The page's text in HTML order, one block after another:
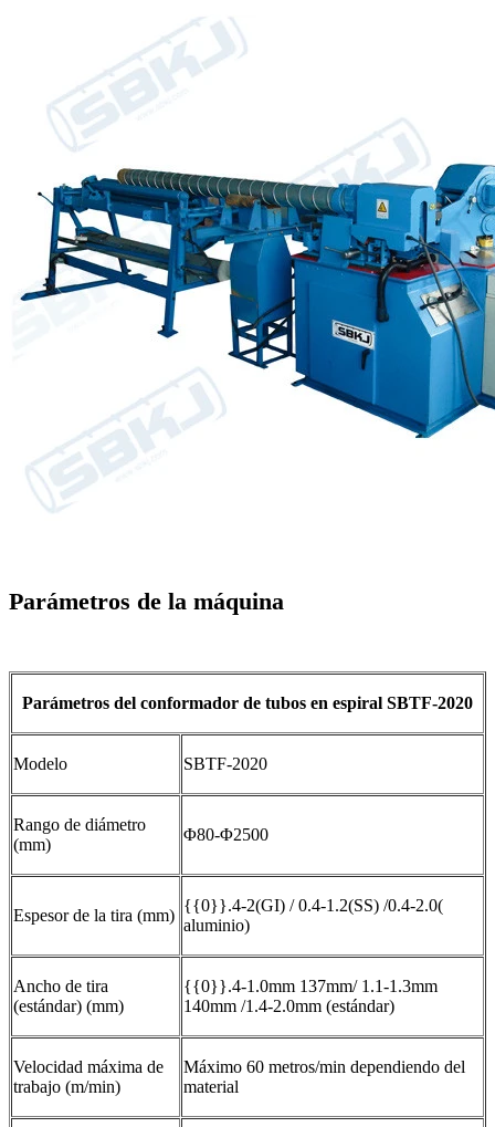
Parámetros de la máquina
Parámetros del conformador de tubos en espiral SBTF-2020
Modelo SBTF-2020
Rango de diámetro
(mm)
Φ80-Φ2500
Espesor de la tira (mm)
{{0}}.4-2(GI) / 0.4-1.2(SS) /0.4-2.0(
aluminio)
Ancho de tira
(estándar) (mm)
{{0}}.4-1.0mm 137mm/ 1.1-1.3mm
140mm /1.4-2.0mm (estándar)
Velocidad máxima de
trabajo (m/min)
Máximo 60 metros/min dependiendo del
material